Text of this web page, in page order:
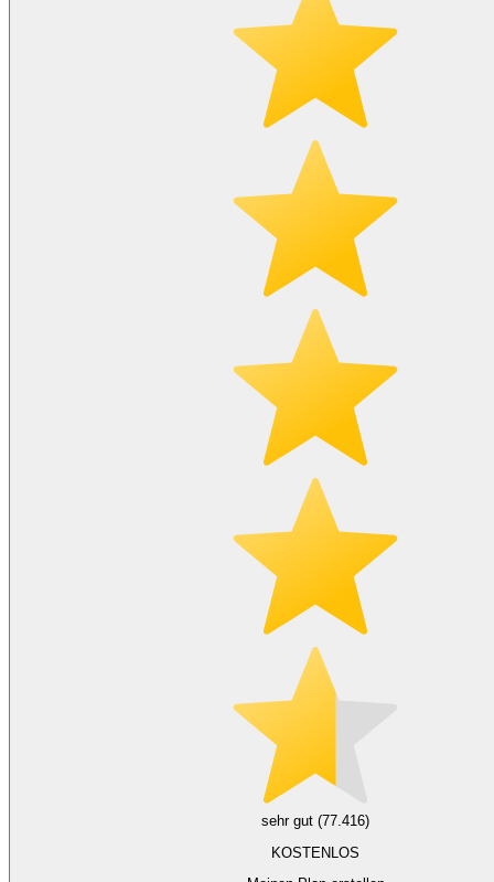
sehr gut (77.416)
KOSTENLOS